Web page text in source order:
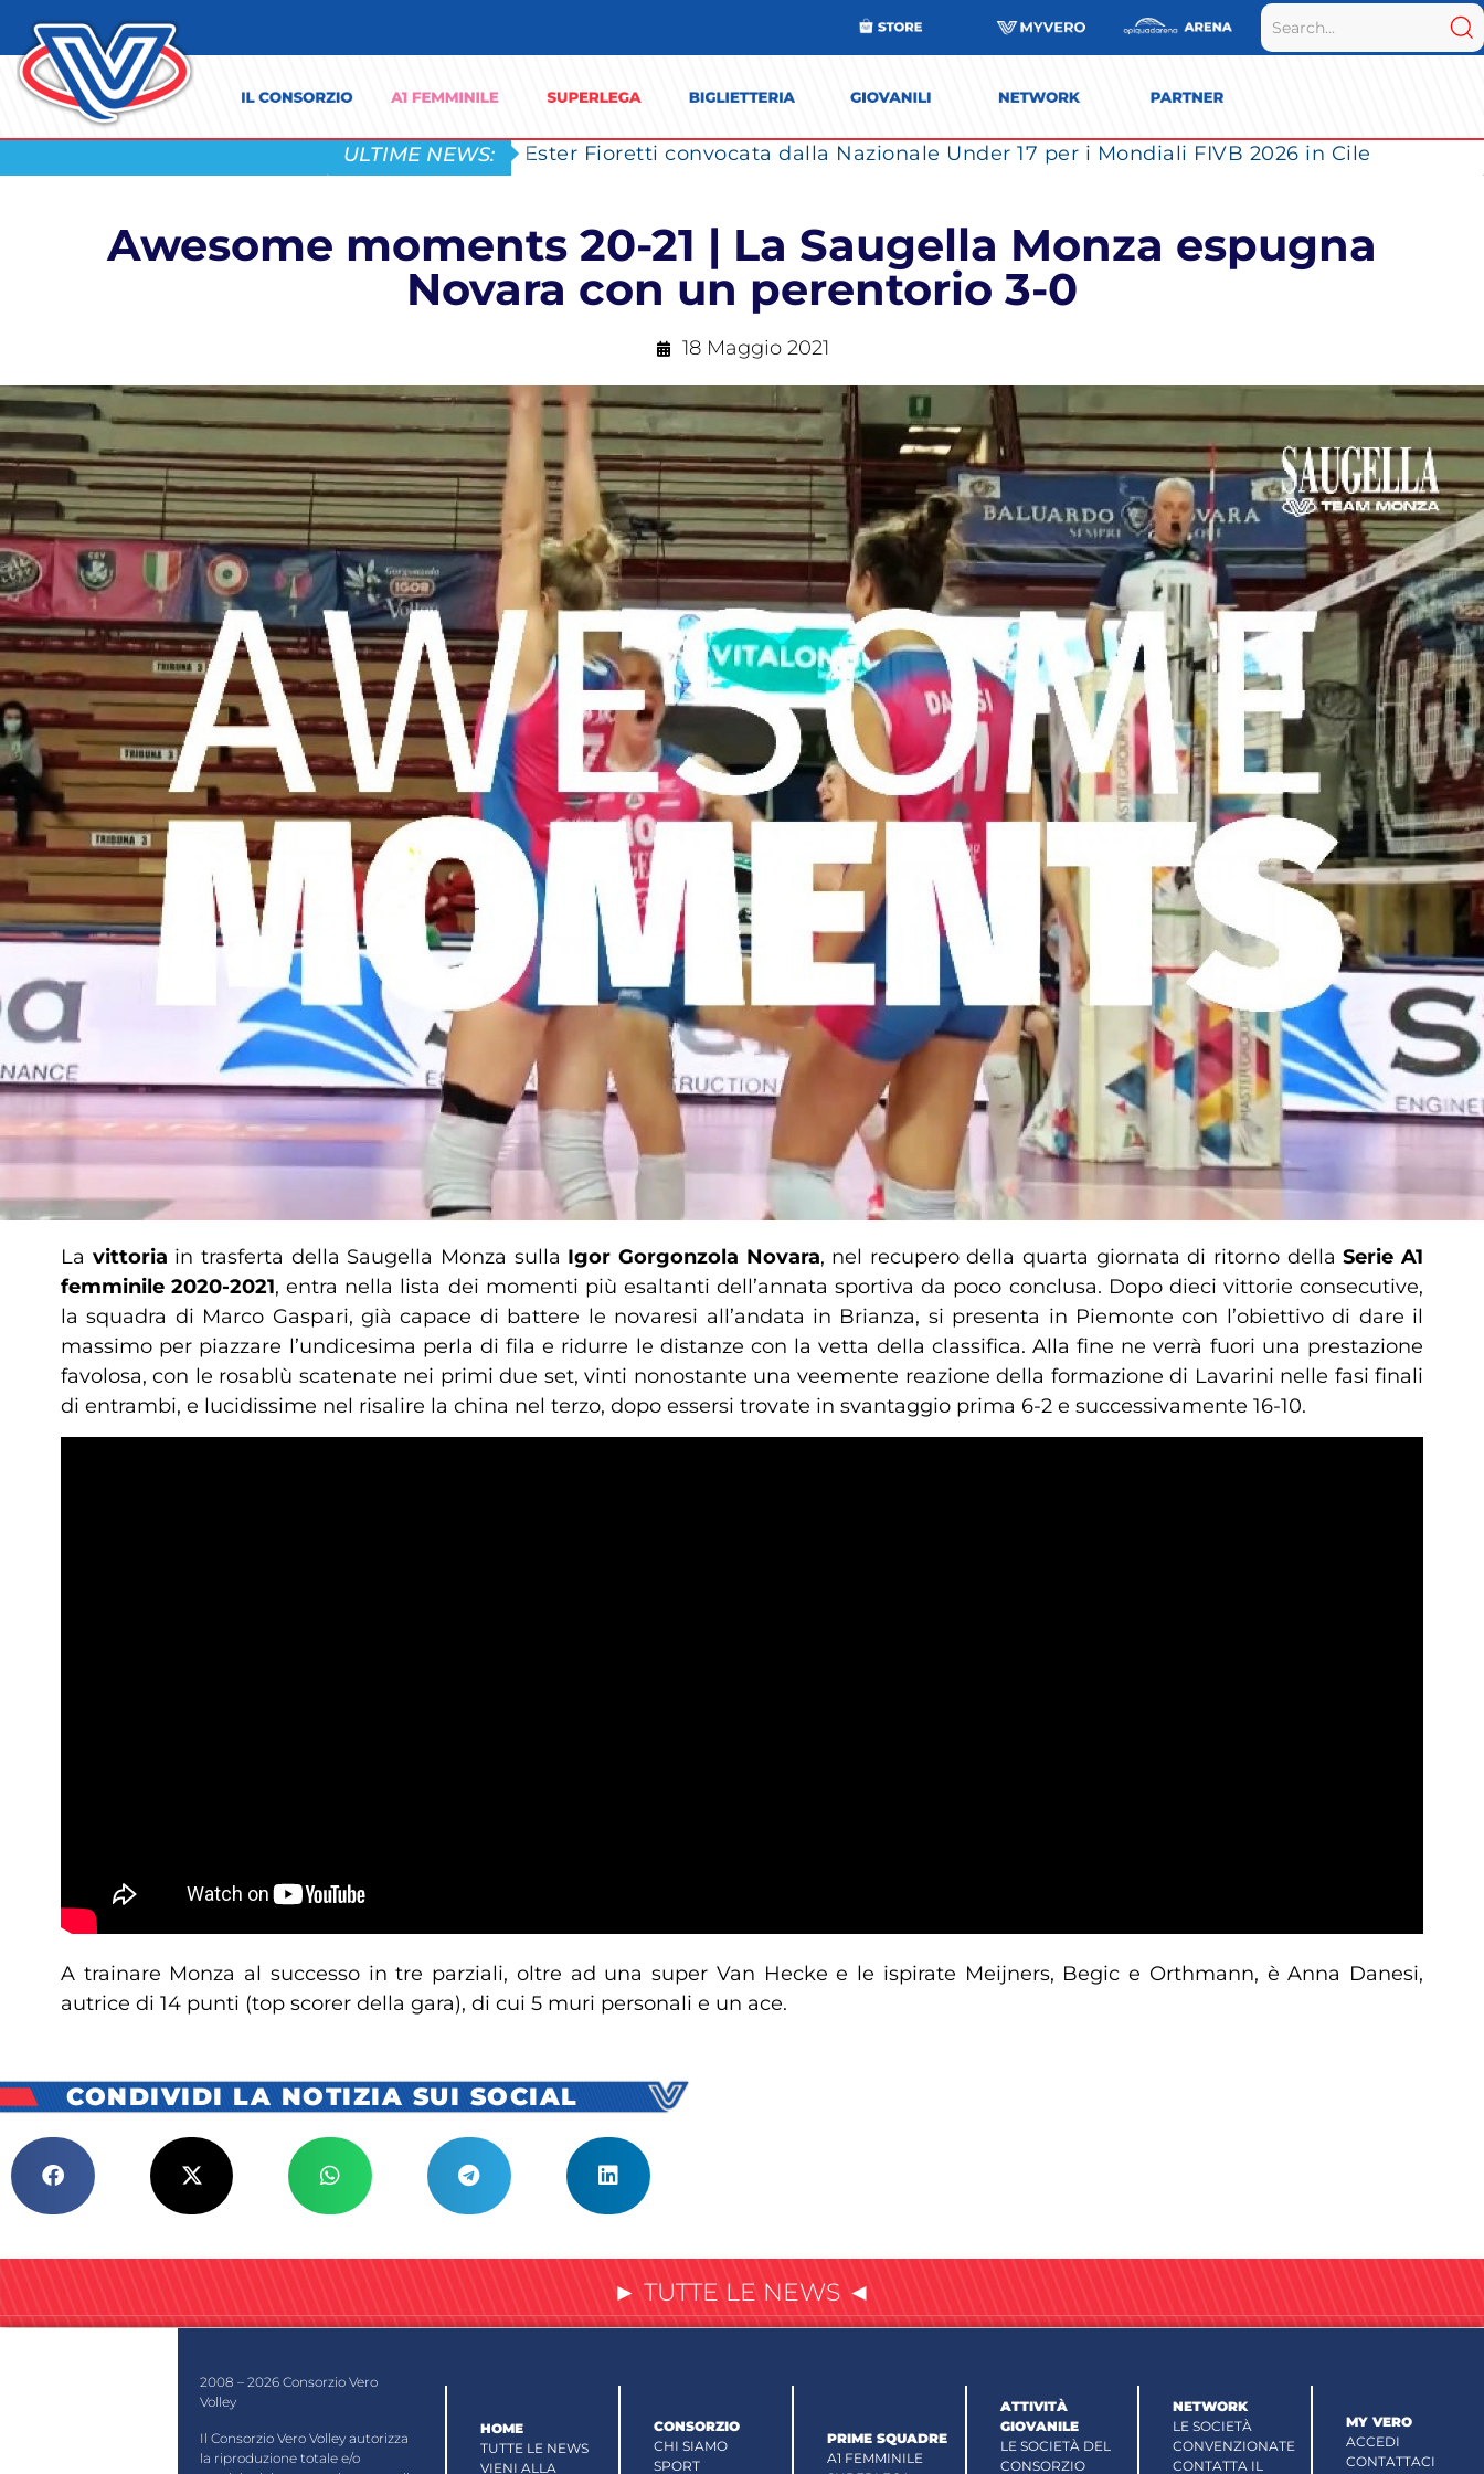
ULTIME NEWS: Ester Fioretti convocata dalla Nazionale Under 17 per i Mondiali FIVB 2026 in Cile
Awesome moments 20-21 | La Saugella Monza espugna
Novara con un perentorio 3-0
18 Maggio 2021
La vittoria in trasferta della Saugella Monza sulla Igor Gorgonzola Novara, nel recupero della quarta giornata di ritorno della Serie A1
femminile 2020-2021, entra nella lista dei momenti più esaltanti dell’annata sportiva da poco conclusa. Dopo dieci vittorie consecutive,
la squadra di Marco Gaspari, già capace di battere le novaresi all’andata in Brianza, si presenta in Piemonte con l’obiettivo di dare il
massimo per piazzare l’undicesima perla di fila e ridurre le distanze con la vetta della classifica. Alla fine ne verrà fuori una prestazione
favolosa, con le rosablù scatenate nei primi due set, vinti nonostante una veemente reazione della formazione di Lavarini nelle fasi finali
di entrambi, e lucidissime nel risalire la china nel terzo, dopo essersi trovate in svantaggio prima 6-2 e successivamente 16-10.
A trainare Monza al successo in tre parziali, oltre ad una super Van Hecke e le ispirate Meijners, Begic e Orthmann, è Anna Danesi,
autrice di 14 punti (top scorer della gara), di cui 5 muri personali e un ace.
CONDIVIDI LA NOTIZIA SUI SOCIAL
► TUTTE LE NEWS ◄
2008 – 2026 Consorzio Vero
Volley
Il Consorzio Vero Volley autorizza
la riproduzione totale e/o
HOME
TUTTE LE NEWS
VIENI ALLA
CONSORZIO
CHI SIAMO
SPORT
PRIME SQUADRE
A1 FEMMINILE
ATTIVITÀ
GIOVANILE
LE SOCIETÀ DEL
CONSORZIO
NETWORK
LE SOCIETÀ
CONVENZIONATE
CONTATTA IL
MY VERO
ACCEDI
CONTATTACI